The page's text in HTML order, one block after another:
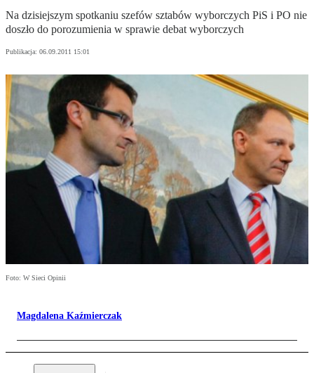
Na dzisiejszym spotkaniu szefów sztabów wyborczych PiS i PO nie
doszło do porozumienia w sprawie debat wyborczych
Publikacja: 06.09.2011 15:01
Foto: W Sieci Opinii
Magdalena Kaźmierczak